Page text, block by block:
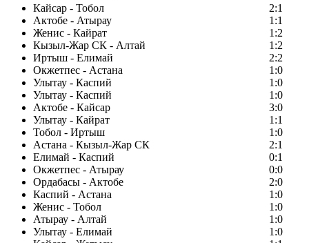
Кайсар - Тобол
2:1
Актобе - Атырау
1:1
Женис - Кайрат
1:2
Кызыл-Жар СК - Алтай
1:2
Иртыш - Елимай
2:2
Окжетпес - Астана
1:0
Улытау - Каспий
1:0
Улытау - Каспий
1:0
Актобе - Кайсар
3:0
Улытау - Кайрат
1:1
Тобол - Иртыш
1:0
Астана - Кызыл-Жар СК
2:1
Елимай - Каспий
0:1
Окжетпес - Атырау
0:0
Ордабасы - Актобе
2:0
Каспий - Астана
1:0
Женис - Тобол
1:0
Атырау - Алтай
1:0
Улытау - Елимай
1:0